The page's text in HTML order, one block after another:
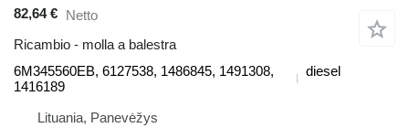
82,64 € Netto
Ricambio - molla a balestra
6M345560EB, 6127538, 1486845, 1491308,
1416189
diesel
Lituania, Panevėžys